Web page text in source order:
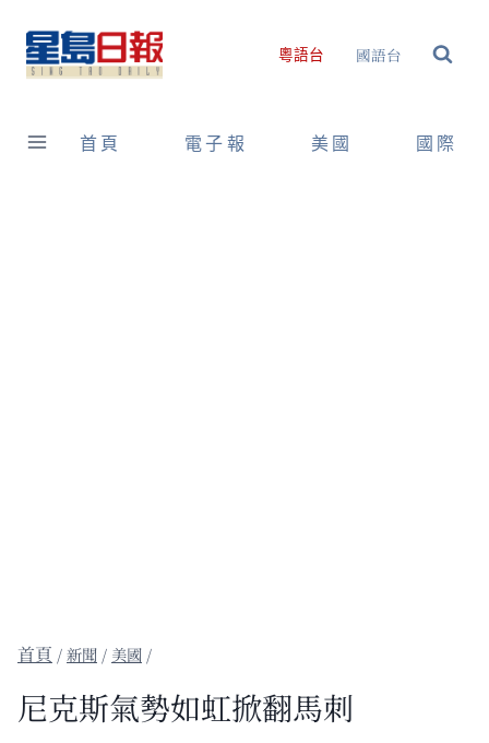
content
粵語台 國語台
首頁 電子報 美國 國際
/新聞 / 美國 /
尼克斯氣勢如虹掀翻馬刺